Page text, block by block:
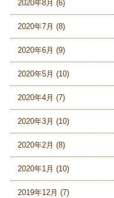
2020年8月 (6)
2020年7月 (8)
2020年6月 (9)
2020年5月 (10)
2020年4月 (7)
2020年3月 (10)
2020年2月 (8)
2020年1月 (10)
2019年12月 (7)